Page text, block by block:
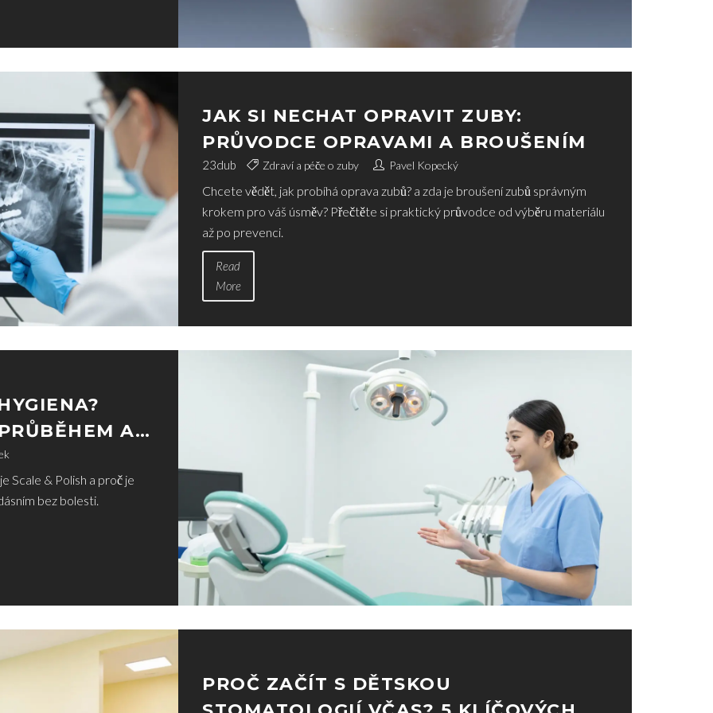
JAK SI NECHAT OPRAVIT ZUBY:
PRŮVODCE OPRAVAMI A BROUŠENÍM
23dub Zdraví a péče o zuby Pavel Kopecký
Chcete vědět, jak probíhá oprava zubů? a zda je broušení zubů správným
krokem pro váš úsměv? Přečtěte si praktický průvodce od výběru materiálu
až po prevenci.
Read
More
A
Scale & Polish a proč je
bez bolesti.
PROČ ZAČÍT S DĚTSKOU